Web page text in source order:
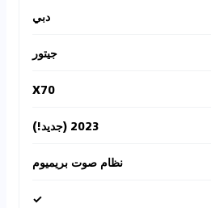
دبي
جيتور
X70
2023 (جديد!)
نظام صوت بريميوم
✓